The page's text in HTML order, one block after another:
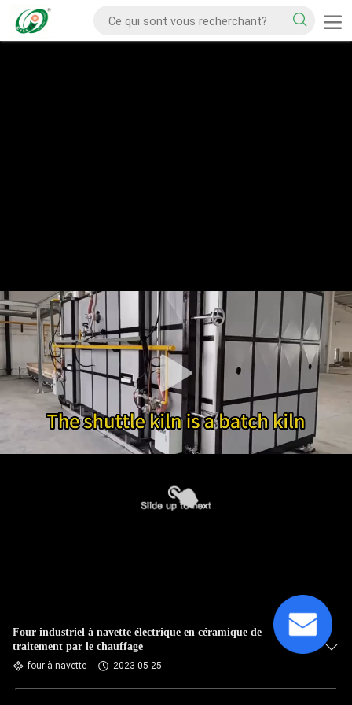
Four industriel à navette électrique en céramique de
traitement par le chauffage
four à navette 2023-05-25